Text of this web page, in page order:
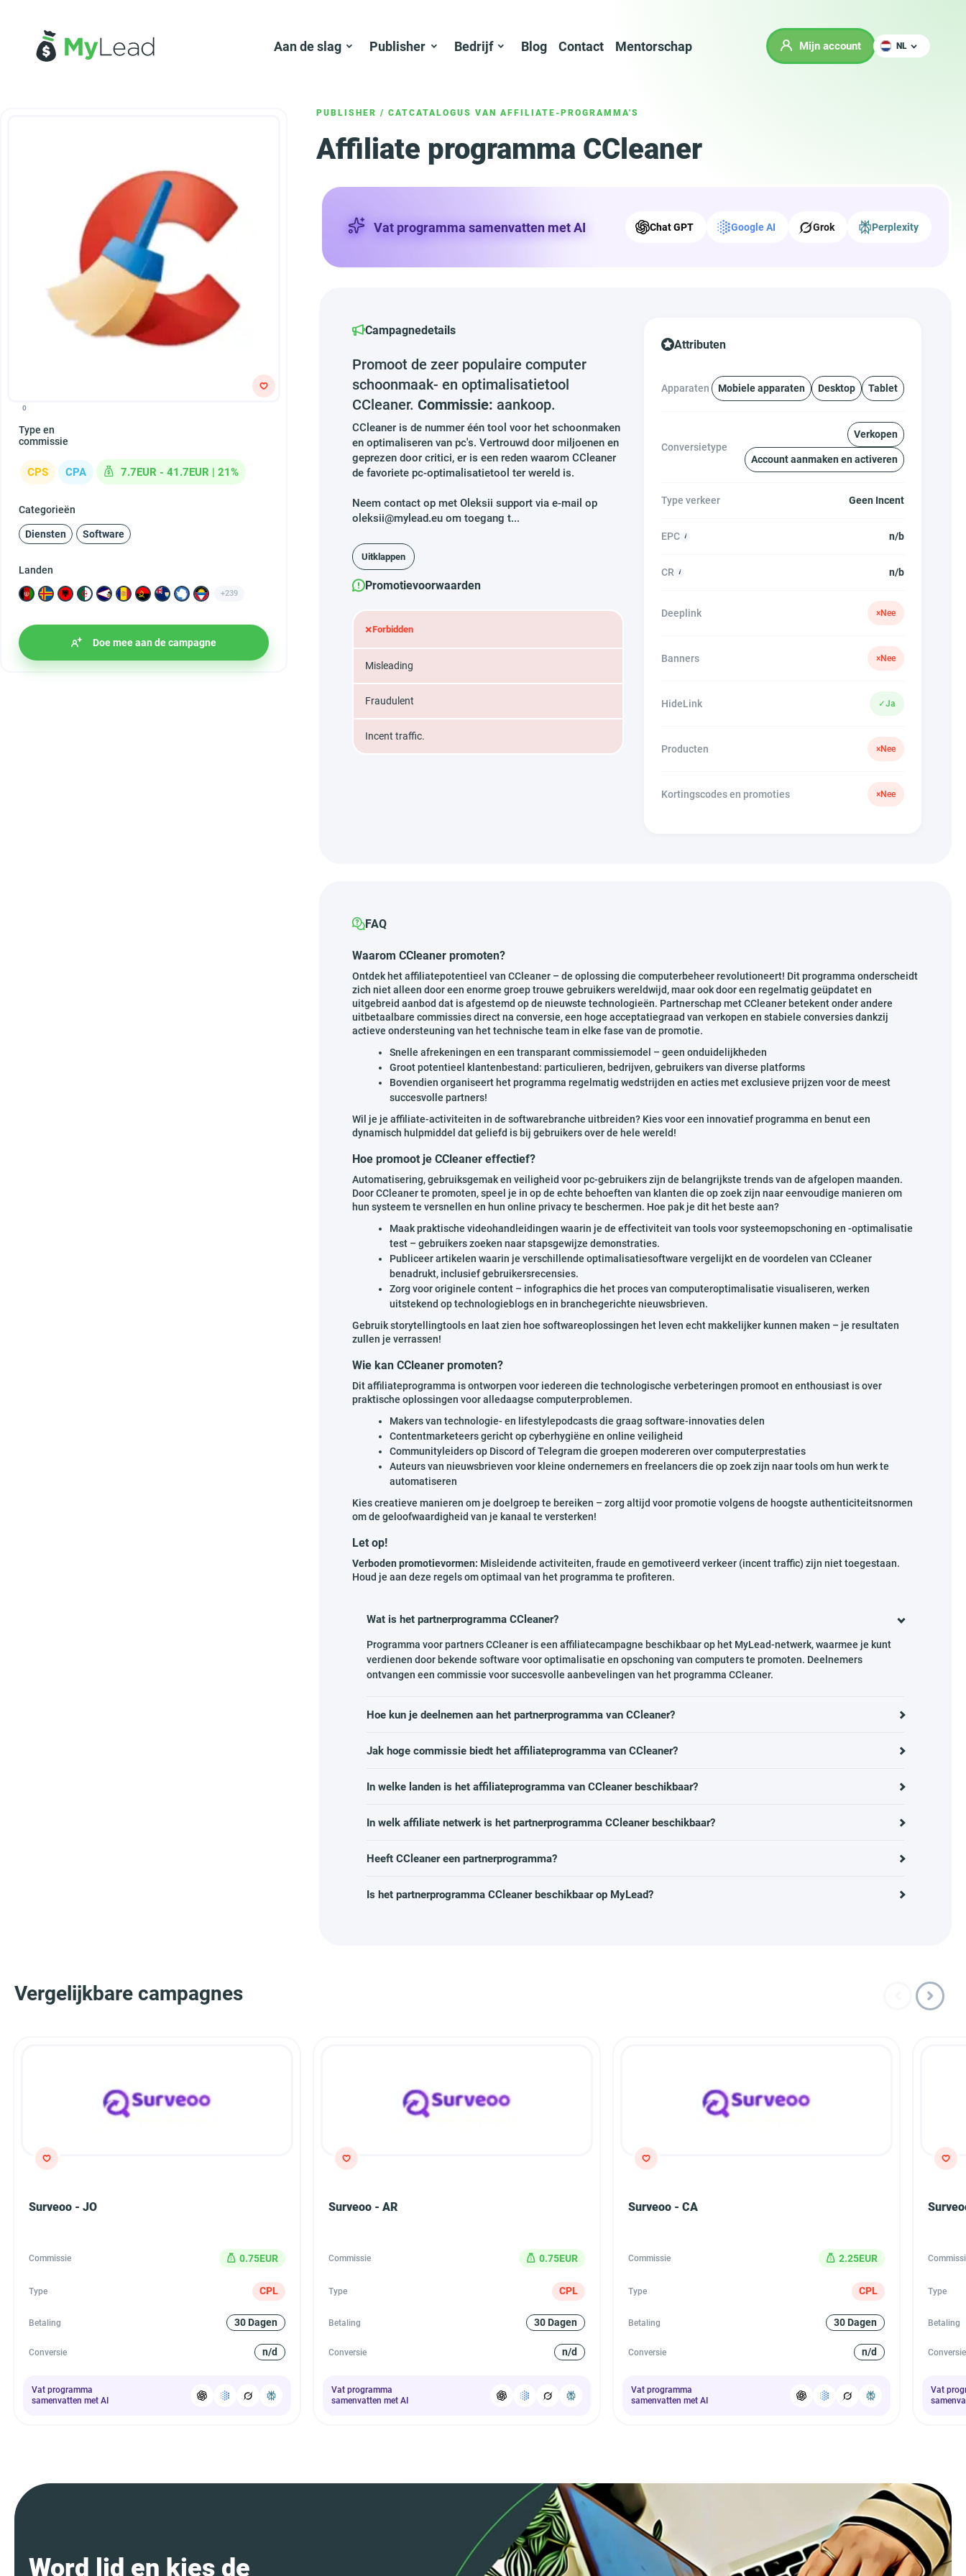
Aan de slag Publisher Bedrijf Blog Contact Mentorschap Mijn account NL
PUBLISHER / CATCATALOGUS VAN AFFILIATE-PROGRAMMA'S
Affiliate programma CCleaner
0
Type en
commissie
CPS CPA 7.7EUR - 41.7EUR | 21%
Categorieën
Diensten Software
Landen
+239
Doe mee aan de campagne
Vat programma samenvatten met AI Chat GPT Google AI Grok Perplexity
Campagnedetails
Promoot de zeer populaire computer
schoonmaak- en optimalisatietool
CCleaner. Commissie: aankoop.
CCleaner is de nummer één tool voor het schoonmaken
en optimaliseren van pc's. Vertrouwd door miljoenen en
geprezen door critici, er is een reden waarom CCleaner
de favoriete pc-optimalisatietool ter wereld is.
Neem contact op met Oleksii support via e-mail op
oleksii@mylead.eu om toegang t...
Uitklappen
Promotievoorwaarden
×Forbidden
Misleading
Fraudulent
Incent traffic.
Attributen
Apparaten Mobiele apparaten Desktop Tablet
Conversietype
Verkopen
Account aanmaken en activeren
Type verkeer Geen Incent
EPC n/b
CR n/b
Deeplink ×Nee
Banners ×Nee
HideLink ✓Ja
Producten ×Nee
Kortingscodes en promoties ×Nee
FAQ
Waarom CCleaner promoten?
Ontdek het affiliatepotentieel van CCleaner – de oplossing die computerbeheer revolutioneert! Dit programma onderscheidt
zich niet alleen door een enorme groep trouwe gebruikers wereldwijd, maar ook door een regelmatig geüpdatet en
uitgebreid aanbod dat is afgestemd op de nieuwste technologieën. Partnerschap met CCleaner betekent onder andere
uitbetaalbare commissies direct na conversie, een hoge acceptatiegraad van verkopen en stabiele conversies dankzij
actieve ondersteuning van het technische team in elke fase van de promotie.
Snelle afrekeningen en een transparant commissiemodel – geen onduidelijkheden
Groot potentieel klantenbestand: particulieren, bedrijven, gebruikers van diverse platforms
Bovendien organiseert het programma regelmatig wedstrijden en acties met exclusieve prijzen voor de meest
succesvolle partners!
Wil je je affiliate-activiteiten in de softwarebranche uitbreiden? Kies voor een innovatief programma en benut een
dynamisch hulpmiddel dat geliefd is bij gebruikers over de hele wereld!
Hoe promoot je CCleaner effectief?
Automatisering, gebruiksgemak en veiligheid voor pc-gebruikers zijn de belangrijkste trends van de afgelopen maanden.
Door CCleaner te promoten, speel je in op de echte behoeften van klanten die op zoek zijn naar eenvoudige manieren om
hun systeem te versnellen en hun online privacy te beschermen. Hoe pak je dit het beste aan?
Maak praktische videohandleidingen waarin je de effectiviteit van tools voor systeemopschoning en -optimalisatie
test – gebruikers zoeken naar stapsgewijze demonstraties.
Publiceer artikelen waarin je verschillende optimalisatiesoftware vergelijkt en de voordelen van CCleaner
benadrukt, inclusief gebruikersrecensies.
Zorg voor originele content – infographics die het proces van computeroptimalisatie visualiseren, werken
uitstekend op technologieblogs en in branchegerichte nieuwsbrieven.
Gebruik storytellingtools en laat zien hoe softwareoplossingen het leven echt makkelijker kunnen maken – je resultaten
zullen je verrassen!
Wie kan CCleaner promoten?
Dit affiliateprogramma is ontworpen voor iedereen die technologische verbeteringen promoot en enthousiast is over
praktische oplossingen voor alledaagse computerproblemen.
Makers van technologie- en lifestylepodcasts die graag software-innovaties delen
Contentmarketeers gericht op cyberhygiëne en online veiligheid
Communityleiders op Discord of Telegram die groepen modereren over computerprestaties
Auteurs van nieuwsbrieven voor kleine ondernemers en freelancers die op zoek zijn naar tools om hun werk te
automatiseren
Kies creatieve manieren om je doelgroep te bereiken – zorg altijd voor promotie volgens de hoogste authenticiteitsnormen
om de geloofwaardigheid van je kanaal te versterken!
Let op!
Verboden promotievormen: Misleidende activiteiten, fraude en gemotiveerd verkeer (incent traffic) zijn niet toegestaan.
Houd je aan deze regels om optimaal van het programma te profiteren.
Wat is het partnerprogramma CCleaner?
Programma voor partners CCleaner is een affiliatecampagne beschikbaar op het MyLead-netwerk, waarmee je kunt
verdienen door bekende software voor optimalisatie en opschoning van computers te promoten. Deelnemers
ontvangen een commissie voor succesvolle aanbevelingen van het programma CCleaner.
Hoe kun je deelnemen aan het partnerprogramma van CCleaner?
Jak hoge commissie biedt het affiliateprogramma van CCleaner?
In welke landen is het affiliateprogramma van CCleaner beschikbaar?
In welk affiliate netwerk is het partnerprogramma CCleaner beschikbaar?
Heeft CCleaner een partnerprogramma?
Is het partnerprogramma CCleaner beschikbaar op MyLead?
Vergelijkbare campagnes
Surveoo - JO
Commissie 0.75EUR
Type CPL
Betaling 30 Dagen
Conversie n/d
Vat programma
samenvatten met AI
Surveoo - AR
Commissie 0.75EUR
Type CPL
Betaling 30 Dagen
Conversie n/d
Vat programma
samenvatten met AI
Surveoo - CA
Commissie 2.25EUR
Type CPL
Betaling 30 Dagen
Conversie n/d
Vat programma
samenvatten met AI
Type
Betaling
Conversie
Vat
Word lid en kies de